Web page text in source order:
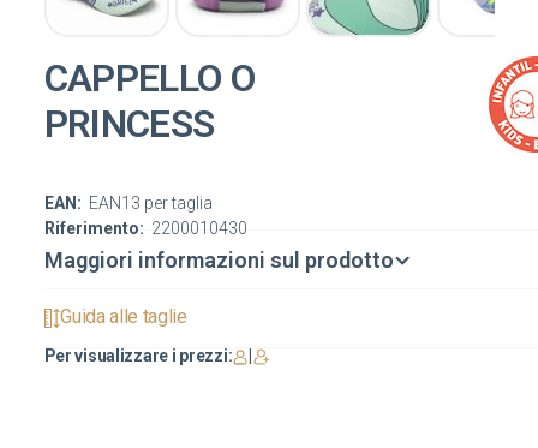
CAPPELLO O
PRINCESS
Riferimento: 2200010430
EAN: EAN13 per taglia
Maggiori informazioni sul prodotto
Guida alle taglie
Per visualizzare i prezzi: